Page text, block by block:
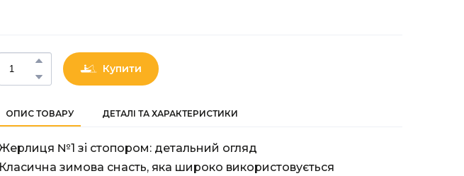
Купити
ОПИС ТОВАРУ ДЕТАЛІ ТА ХАРАКТЕРИСТИКИ
№1 зі стопором: детальний огляд
Класична зимова снасть, яка широко використовується